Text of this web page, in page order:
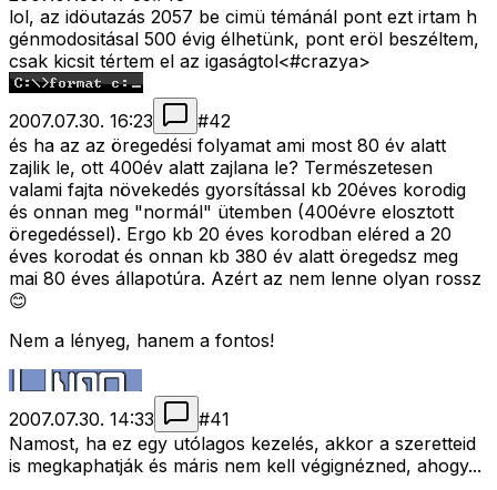
lol, az idöutazás 2057 be cimü témánál pont ezt irtam h
génmodositásal 500 évig élhetünk, pont eröl beszéltem,
csak kicsit tértem el az igaságtol<#crazya>
2007.07.30. 16:23 #42
és ha az az öregedési folyamat ami most 80 év alatt
zajlik le, ott 400év alatt zajlana le? Természetesen
valami fajta növekedés gyorsítással kb 20éves korodig
és onnan meg "normál" ütemben (400évre elosztott
öregedéssel). Ergo kb 20 éves korodban eléred a 20
éves korodat és onnan kb 380 év alatt öregedsz meg
mai 80 éves állapotúra. Azért az nem lenne olyan rossz
😊
Nem a lényeg, hanem a fontos!
2007.07.30. 14:33 #41
Namost, ha ez egy utólagos kezelés, akkor a szeretteid
is megkaphatják és máris nem kell végignézned, ahogy...